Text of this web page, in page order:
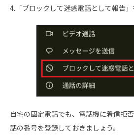
4.「ブロックして迷惑電話として報告
自宅の固定電話でも、電話機に着信拒
話の番号を登録しておきましょう。